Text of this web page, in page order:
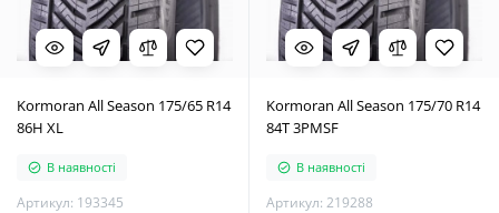
Kormoran All Season 175/65 R14
86H XL
В наявності
Артикул: 193345
Kormoran All Season 175/70 R14
84T 3PMSF
В наявності
Артикул: 219288